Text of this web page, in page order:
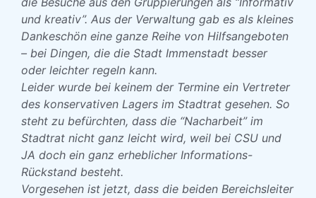
und kreativ”. Aus der Verwaltung gab es als kleines
Dankeschön eine ganze Reihe von Hilfsangeboten
– bei Dingen, die die Stadt Immenstadt besser
oder leichter regeln kann.
Leider wurde bei keinem der Termine ein Vertreter
des konservativen Lagers im Stadtrat gesehen. So
steht zu befürchten, dass die “Nacharbeit” im
Stadtrat nicht ganz leicht wird, weil bei CSU und
JA doch ein ganz erheblicher Informations-
Rückstand besteht.
Vorgesehen ist jetzt, dass die beiden Bereichsleiter